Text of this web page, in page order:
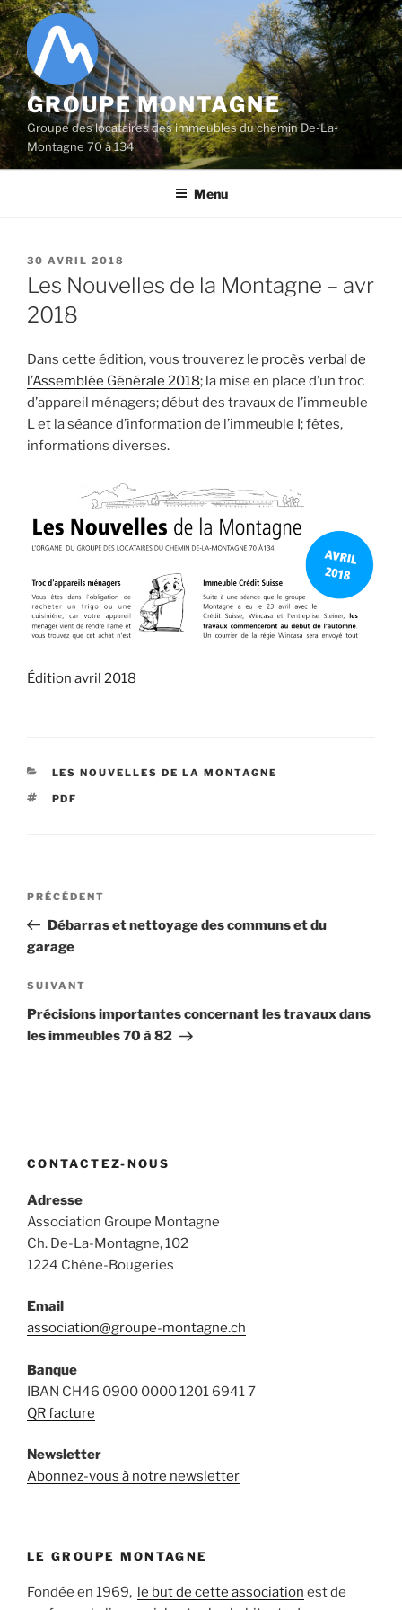
Aller
au
contenu
principal
GROUPE MONTAGNE
Groupe des locataires des immeubles du chemin De-La-
Montagne 70 à 134
Menu
PUBLIÉ
LE
30 AVRIL 2018
Les Nouvelles de la Montagne – avr
2018
Dans cette édition, vous trouverez le procès verbal de
l’Assemblée Générale 2018; la mise en place d’un troc
d’appareil ménagers; début des travaux de l’immeuble
L et la séance d’information de l’immeuble I; fêtes,
informations diverses.
Édition avril 2018
CATÉGORIES
LES NOUVELLES DE LA MONTAGNE
ÉTIQUETTES
PDF
Navigation
l’article
Article
précédent
PRÉCÉDENT
Débarras et nettoyage des communs et du
garage
Article
suivant
SUIVANT
Précisions importantes concernant les travaux dans
les immeubles 70 à 82
CONTACTEZ-NOUS
Adresse
Association Groupe Montagne
Ch. De-La-Montagne, 102
1224 Chêne-Bougeries
Email
association@groupe-montagne.ch
Banque
IBAN CH46 0900 0000 1201 6941 7
QR facture
Newsletter
Abonnez-vous à notre newsletter
LE GROUPE MONTAGNE
Fondée en 1969, le but de cette association est de